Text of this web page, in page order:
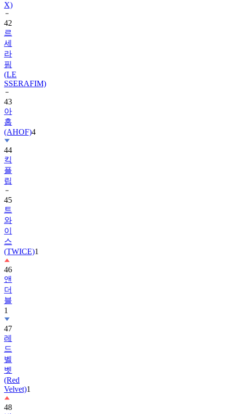
42
르
세
라
핌
(LE
SSERAFIM)
43
아
홉
(AHOF)
44
킥
플
립
45
트
와
이
스
(TWICE)
46
앤
더
블
1
47
레
드
벨
벳
(Red
Velvet)
48
박
보